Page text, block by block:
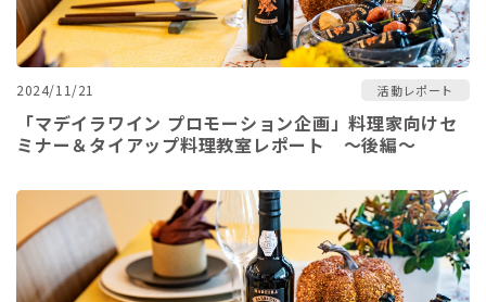
2024/11/21 活動レポート
「マデイラワイン プロモーション企画」料理家向けセ
ミナー＆タイアップ料理教室レポート ～後編～